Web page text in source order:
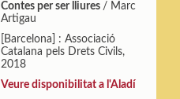
Contes per ser lliures / Marc
Artigau
[Barcelona] : Associació
Catalana pels Drets Civils,
2018
Veure disponibilitat a l'Aladí